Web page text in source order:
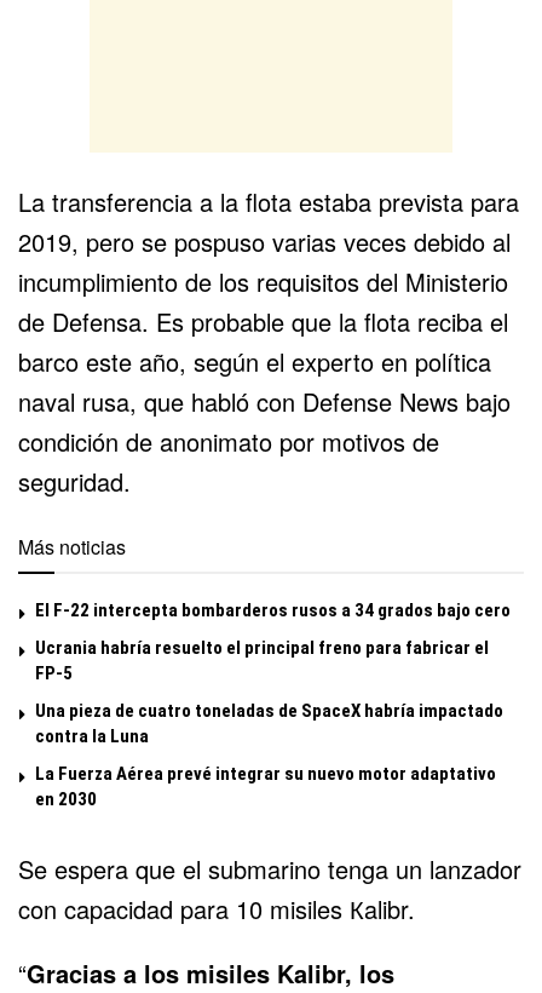
La transferencia a la flota estaba prevista para
2019, pero se pospuso varias veces debido al
incumplimiento de los requisitos del Ministerio
de Defensa. Es probable que la flota reciba el
barco este año, según el experto en política
naval rusa, que habló con Defense News bajo
condición de anonimato por motivos de
seguridad.
Más noticias
El F-22 intercepta bombarderos rusos a 34 grados bajo cero
Ucrania habría resuelto el principal freno para fabricar el
FP-5
Una pieza de cuatro toneladas de SpaceX habría impactado
contra la Luna
La Fuerza Aérea prevé integrar su nuevo motor adaptativo
en 2030
Se espera que el submarino tenga un lanzador
con capacidad para 10 misiles Кalibr.
“Gracias a los misiles Kalibr, los